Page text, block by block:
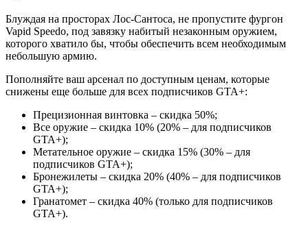
Блуждая на просторах Лос-Сантоса, не пропустите фургон
Vapid Speedo, под завязку набитый незаконным оружием,
которого хватило бы, чтобы обеспечить всем необходимым
небольшую армию.
Пополняйте ваш арсенал по доступным ценам, которые
снижены еще больше для всех подписчиков GTA+:
Прецизионная винтовка – скидка 50%;
Все оружие – скидка 10% (20% – для подписчиков
GTA+);
Метательное оружие – скидка 15% (30% – для
подписчиков GTA+);
Бронежилеты – скидка 20% (40% – для подписчиков
GTA+);
Гранатомет – скидка 40% (только для подписчиков
GTA+).